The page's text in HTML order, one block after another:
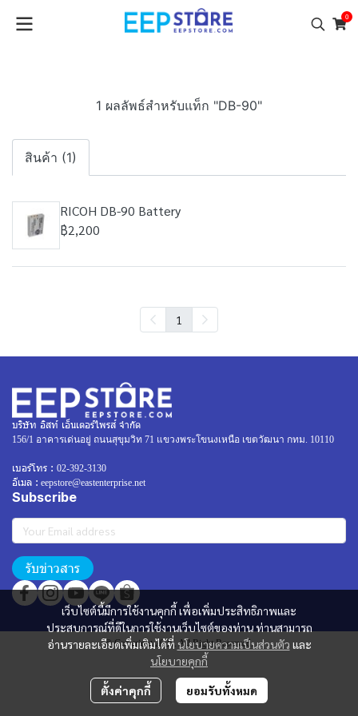
0
1 ผลลัพธ์สำหรับแท็ก "DB-90"
สินค้า (1)
RICOH DB-90 Battery
฿2,200
1
เว็บไซต์นี้มีการใช้งานคุกกี้ เพื่อเพิ่มประสิทธิภาพและ
ประสบการณ์ที่ดีในการใช้งานเว็บไซต์ของท่าน ท่านสามารถ
อ่านรายละเอียดเพิ่มเติมได้ที่นโยบายความเป็นส่วนตัว และ
นโยบายคุกกี้
ตั้งค่าคุกกี้ ยอมรับทั้งหมด
บริษัท อิสท์ เอ็นเตอร์ไพรส์ จำกัด
156/1 อาคารเด่นอยู่ ถนนสุขุมวิท 71 แขวงพระโขนงเหนือ เขตวัฒนา กทม. 10110
เบอร์โทร : 02-392-3130
อีเมล : eepstore@eastenterprise.net
Subscribe
รับข่าวสาร
© Copyright 2025. All Right Reserved.